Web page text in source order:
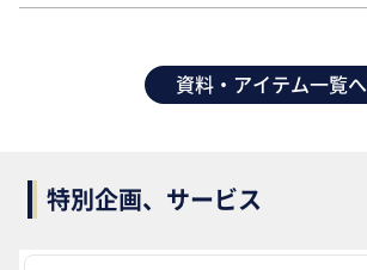
資料・アイテム一覧へ
特別企画、サービス